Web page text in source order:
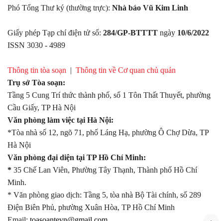
Phó Tổng Thư ký (thường trực): Nhà báo Vũ Kim Linh
Giấy phép Tạp chí điện tử số: 284/GP-BTTTT ngày 10/6/2022
ISSN 3030 - 4989
Thông tin tòa soạn | Thông tin về Cơ quan chủ quản
Trụ sở Tòa soạn:
Tầng 5 Cung Trí thức thành phố, số 1 Tôn Thất Thuyết, phường
Cầu Giấy, TP Hà Nội
Văn phòng làm việc tại Hà Nội:
*Tòa nhà số 12, ngõ 71, phố Láng Hạ, phường Ô Chợ Dừa, TP
Hà Nội
Văn phòng đại diện tại TP Hồ Chí Minh:
* 35 Chế Lan Viên, Phường Tây Thạnh, Thành phố Hồ Chí
Minh.
* Văn phòng giao dịch: Tầng 5, tòa nhà Bộ Tài chính, số 289
Điện Biên Phủ, phường Xuân Hòa, TP Hồ Chí Minh